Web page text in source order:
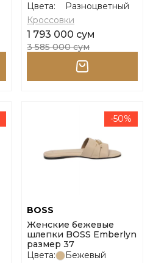
Icon_Runn_Sdny1
размер 37
Цвета:
Разноцветный
Кроссовки
1 793 000 сум
3 585 000 сум
-50%
BOSS
Женские бежевые
шлепки BOSS Emberlyn
размер 37
Цвета:
Бежевый